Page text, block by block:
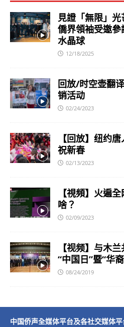
見證「無限」
僑界領袖受邀
水晶球
12/18/2025
回放/时空壶翻
销活动
02/24/2023
【回放】纽约
祝新春
02/13/2023
【視頻】火遍
啥？
02/09/2023
【视频】与木
“中国日”暨“华
08/24/2019
中国侨声全媒体平台及各社交媒体